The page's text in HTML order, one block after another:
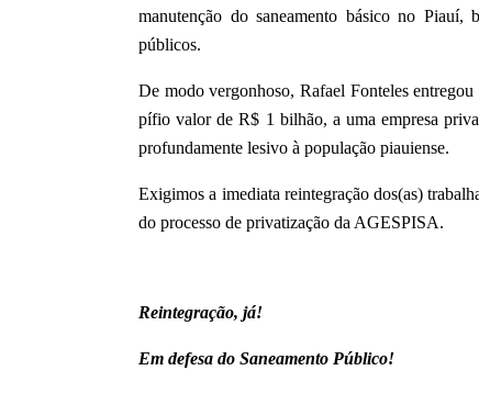
manutenção do saneamento básico no
públicos.
De modo vergonhoso, Rafael Fonteles
pífio valor de R$ 1 bilhão, a uma empresa
profundamente lesivo à população piauiense.
Exigimos a imediata reintegração dos(as)
do processo de privatização da AGESPISA.
Reintegração, já!
Em defesa do Saneamento Público!